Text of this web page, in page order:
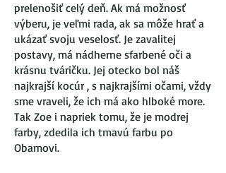
prelenošiť celý deň. Ak má možnosť
výberu, je veľmi rada, ak sa môže hrať a
ukázať svoju veselosť. Je zavalitej
postavy, má nádherne sfarbené oči a
krásnu tváričku. Jej otecko bol náš
najkrajší kocúr , s najkrajšími očami, vždy
sme vraveli, že ich má ako hlboké more.
Tak Zoe i napriek tomu, že je modrej
farby, zdedila ich tmavú farbu po
Obamovi.